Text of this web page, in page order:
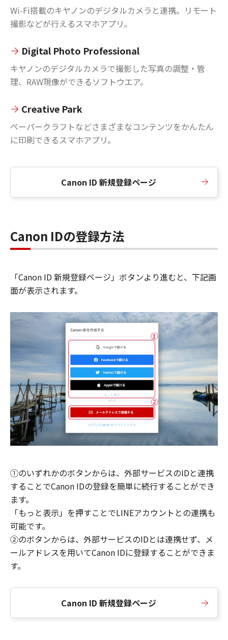
Wi-Fi搭載のキヤノンのデジタルカメラと連携。リモート
撮影などが行えるスマホアプリ。
Digital Photo Professional
キヤノンのデジタルカメラで撮影した写真の調整・管
理、RAW現像ができるソフトウエア。
Creative Park
ペーパークラフトなどさまざまなコンテンツをかんたん
に印刷できるスマホアプリ。
Canon ID 新規登録ページ
Canon IDの登録方法
「Canon ID 新規登録ページ」ボタンより進むと、下記画
面が表示されます。
①のいずれかのボタンからは、外部サービスのIDと連携
することでCanon IDの登録を簡単に続行することができ
ます。
「もっと表示」を押すことでLINEアカウントとの連携も
可能です。
②のボタンからは、外部サービスのIDとは連携せず、メ
ールアドレスを用いてCanon IDに登録することができま
す。
Canon ID 新規登録ページ